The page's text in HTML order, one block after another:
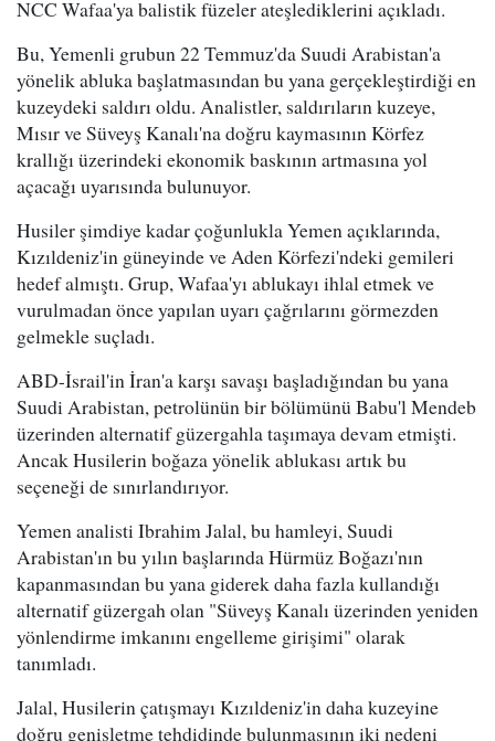
NCC Wafaa'ya balistik füzeler ateşlediklerini açıkladı.
Bu, Yemenli grubun 22 Temmuz'da Suudi Arabistan'a
yönelik abluka başlatmasından bu yana gerçekleştirdiği en
kuzeydeki saldırı oldu. Analistler, saldırıların kuzeye,
Mısır ve Süveyş Kanalı'na doğru kaymasının Körfez
krallığı üzerindeki ekonomik baskının artmasına yol
açacağı uyarısında bulunuyor.
Husiler şimdiye kadar çoğunlukla Yemen açıklarında,
Kızıldeniz'in güneyinde ve Aden Körfezi'ndeki gemileri
hedef almıştı. Grup, Wafaa'yı ablukayı ihlal etmek ve
vurulmadan önce yapılan uyarı çağrılarını görmezden
gelmekle suçladı.
ABD-İsrail'in İran'a karşı savaşı başladığından bu yana
Suudi Arabistan, petrolünün bir bölümünü Babu'l Mendeb
üzerinden alternatif güzergahla taşımaya devam etmişti.
Ancak Husilerin boğaza yönelik ablukası artık bu
seçeneği de sınırlandırıyor.
Yemen analisti Ibrahim Jalal, bu hamleyi, Suudi
Arabistan'ın bu yılın başlarında Hürmüz Boğazı'nın
kapanmasından bu yana giderek daha fazla kullandığı
alternatif güzergah olan "Süveyş Kanalı üzerinden yeniden
yönlendirme imkanını engelleme girişimi" olarak
tanımladı.
Jalal, Husilerin çatışmayı Kızıldeniz'in daha kuzeyine
doğru genişletme tehdidinde bulunmasının iki nedeni